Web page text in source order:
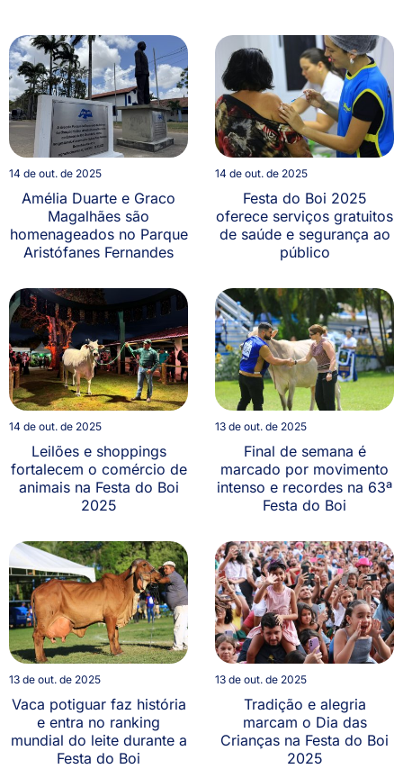
14 de out. de 2025
Amélia Duarte e Graco
Magalhães são
homenageados no Parque
Aristófanes Fernandes
14 de out. de 2025
Festa do Boi 2025
oferece serviços gratuitos
de saúde e segurança ao
público
14 de out. de 2025
Leilões e shoppings
fortalecem o comércio de
animais na Festa do Boi
2025
13 de out. de 2025
Final de semana é
marcado por movimento
intenso e recordes na 63ª
Festa do Boi
13 de out. de 2025
Vaca potiguar faz história
e entra no ranking
mundial do leite durante a
Festa do Boi
13 de out. de 2025
Tradição e alegria
marcam o Dia das
Crianças na Festa do Boi
2025